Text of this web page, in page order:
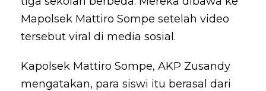
Mapolsek Mattiro Sompe setelah video
tersebut viral di media sosial.
Kapolsek Mattiro Sompe, AKP Zusandy
mengatakan, para siswi itu berasal dari